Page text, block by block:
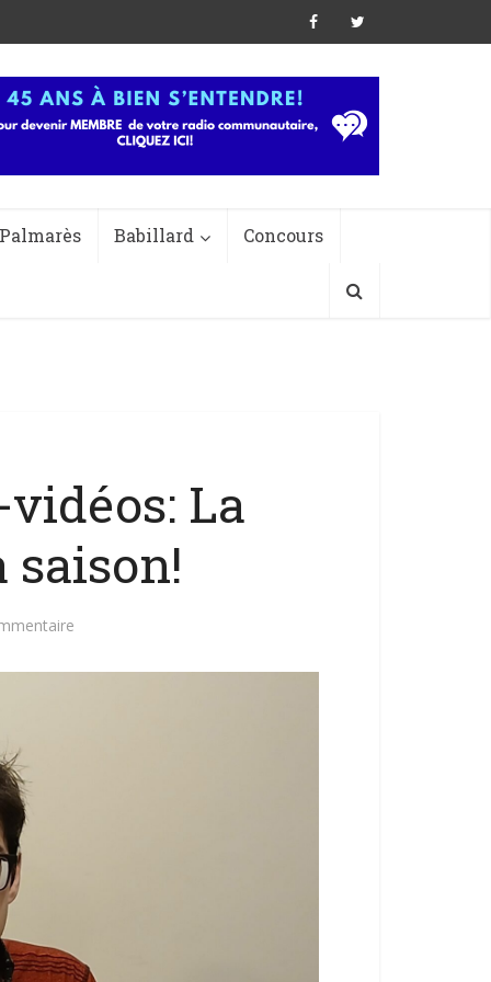
Palmarès Babillard Concours
La
saison!